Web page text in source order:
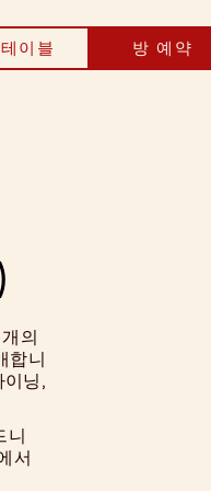
이블 방 예약
의
합니
닝,
니
서